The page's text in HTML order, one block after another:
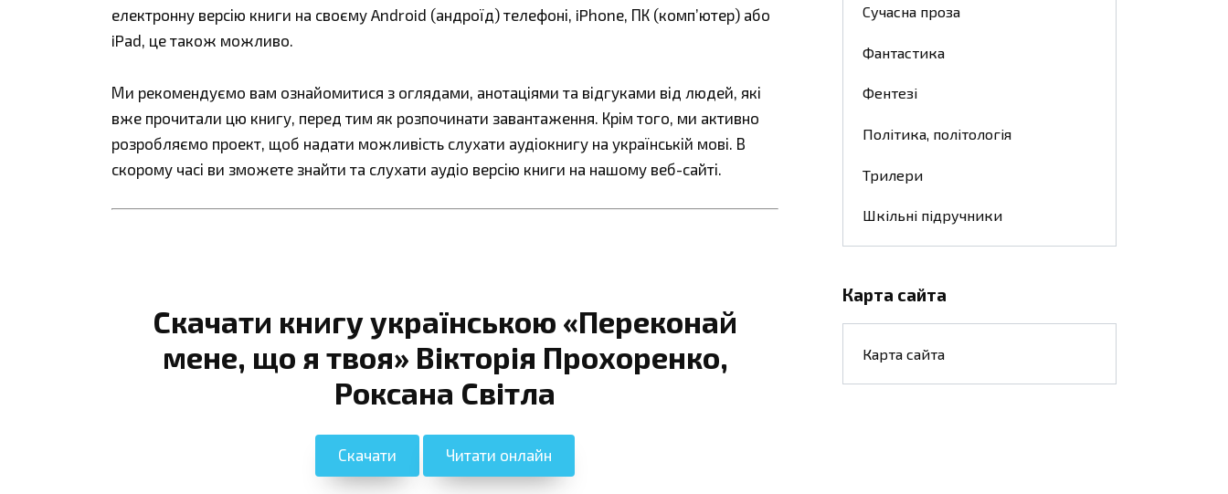
електронну версію книги на своєму Android (андроїд) телефоні, iPhone, ПК (комп’ютер) або
iPad, це також можливо.
Ми рекомендуємо вам ознайомитися з оглядами, анотаціями та відгуками від людей, які
вже прочитали цю книгу, перед тим як розпочинати завантаження. Крім того, ми активно
розробляємо проект, щоб надати можливість слухати аудіокнигу на українській мові. В
скорому часі ви зможете знайти та слухати аудіо версію книги на нашому веб-сайті.
Скачати книгу українською «Переконай
мене, що я твоя» Вікторія Прохоренко,
Роксана Світла
Скачати Читати онлайн
Сучасна проза
Фантастика
Фентезі
Політика, політологія
Трилери
Шкільні підручники
Карта сайта
Карта сайта